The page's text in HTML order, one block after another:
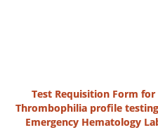
Test Requisition Form for
Thrombophilia profile
Emergency Hematology